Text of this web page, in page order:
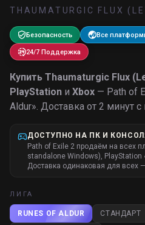
THAUMATURGIC FLUX
Безопасность Все
24/7 Поддержка
Купить Thaumaturgic Flux
PlayStation и Xbox — Path of
Aldur». Доставка от 2 минут
ДОСТУПНО НА ПК И
Path of Exile 2 продаём на всех
standalone Windows), PlayStation
Доставка одинаковая для всех —
ЛИГА
RUNES OF ALDUR СТАНДАРТ